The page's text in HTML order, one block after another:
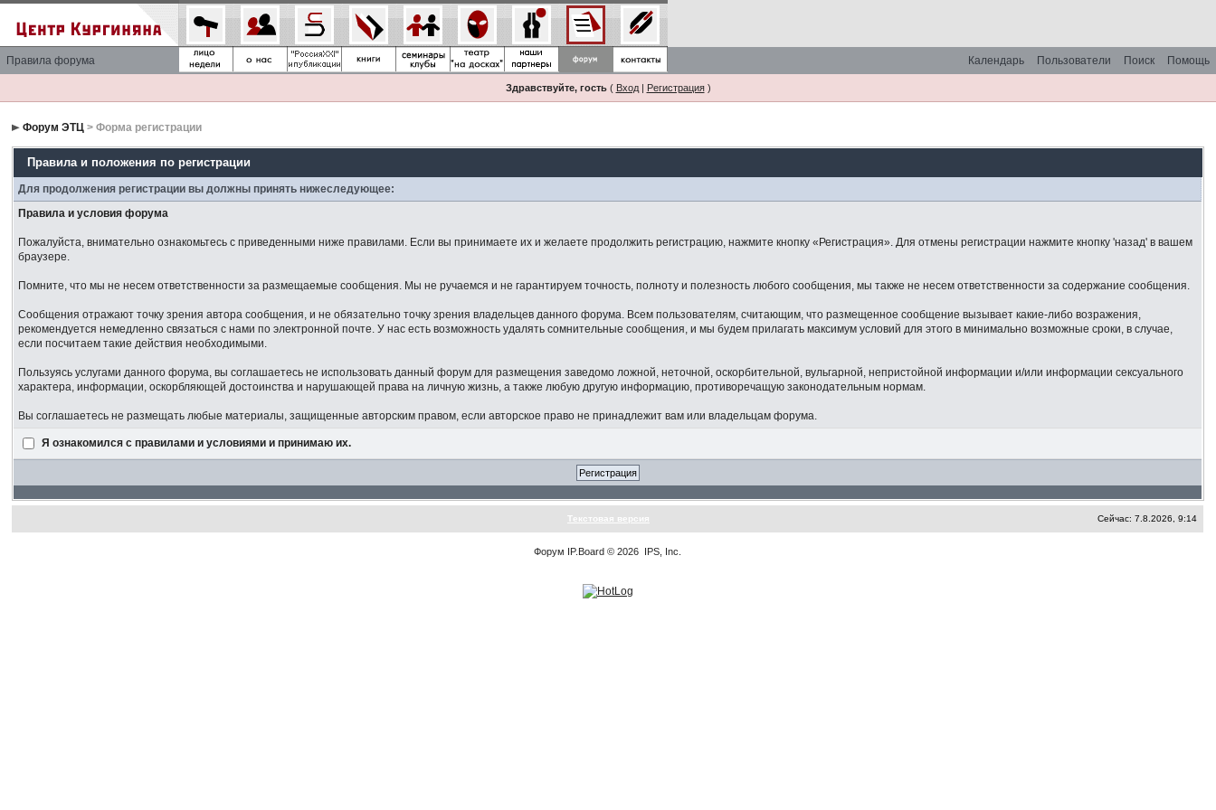
Правила форума Помощь
Поиск
Пользователи
Календарь
Здравствуйте, гость( Вход| Регистрация)
Форум ЭТЦ > Форма регистрации
Правила и положения по регистрации
Для продолжения регистрации вы должны принять нижеследующее:
Правила и условия форума
Пожалуйста, внимательно ознакомьтесь с приведенными ниже правилами. Если вы принимаете их и желаете продолжить регистрацию, нажмите кнопку «Регистрация». Для отмены регистрации нажмите кнопку 'назад' в вашем
браузере.
Помните, что мы не несем ответственности за размещаемые сообщения. Мы не ручаемся и не гарантируем точность, полноту и полезность любого сообщения, мы также не несем ответственности за содержание сообщения.
Сообщения отражают точку зрения автора сообщения, и не обязательно точку зрения владельцев данного форума. Всем пользователям, считающим, что размещенное сообщение вызывает какие-либо возражения,
рекомендуется немедленно связаться с нами по электронной почте. У нас есть возможность удалять сомнительные сообщения, и мы будем прилагать максимум условий для этого в минимально возможные сроки, в случае,
если посчитаем такие действия необходимыми.
Пользуясь услугами данного форума, вы соглашаетесь не использовать данный форум для размещения заведомо ложной, неточной, оскорбительной, вульгарной, непристойной информации и/или информации сексуального
характера, информации, оскорбляющей достоинства и нарушающей права на личную жизнь, а также любую другую информацию, противоречащую законодательным нормам.
Вы соглашаетесь не размещать любые материалы, защищенные авторским правом, если авторское право не принадлежит вам или владельцам форума.
Я ознакомился с правилами и условиями и принимаю их.
Текстовая версия Сейчас: 7.8.2026, 9:14
Форум IP.Board © 2026 IPS, Inc